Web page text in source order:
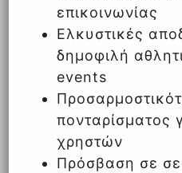
επικοινωνίας
Ελκυστικές
δημοφιλή
events
πονταρίσματος
χρηστών
Πρόσβαση σε